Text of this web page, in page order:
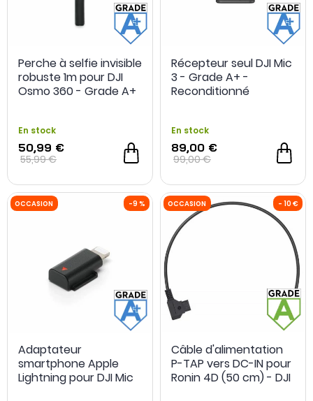
OCCASION - 15 € OCCASION
Perche à selfie invisible
robuste 1m pour DJI
Osmo 360 - Grade A+
En stock
50,99 €
55,99 €
Récepteur seul DJI Mic
3 - Grade A+ -
Reconditionné
En stock
89,00 €
99,00 €
Adaptateur
smartphone Apple
Lightning pour DJI Mic
Câble d'alimentation
P-TAP vers DC-IN pour
Ronin 4D (50 cm) - DJI